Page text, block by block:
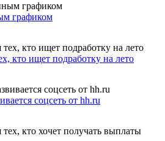
графиком
кто ищет подработку на лето
соцсеть от hh.ru